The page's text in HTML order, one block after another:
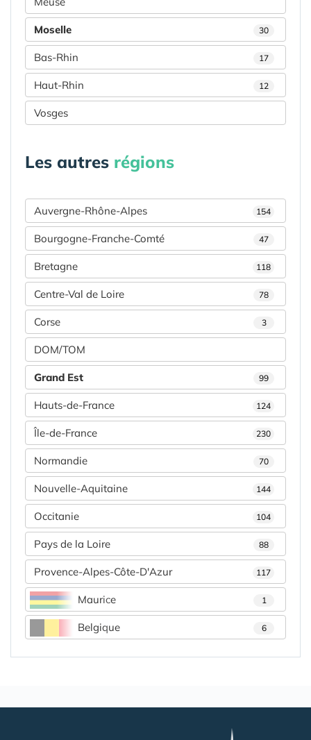
Moselle 30
Bas-Rhin 17
Haut-Rhin 12
Vosges
Les autres régions
Auvergne-Rhône-Alpes 154
Bourgogne-Franche-Comté 47
Bretagne 118
Centre-Val de Loire 78
Corse 3
DOM/TOM
Grand Est 99
Hauts-de-France 124
Île-de-France 230
Normandie 70
Nouvelle-Aquitaine 144
Occitanie 104
Pays de la Loire 88
Provence-Alpes-Côte-D'Azur 117
Maurice 1
Belgique 6